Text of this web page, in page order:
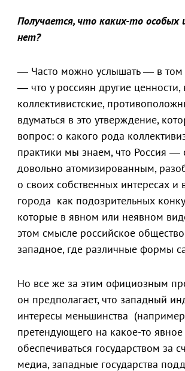
Получается, что каких-то особых
нет?
— Часто можно услышать — в том
— что у россиян другие
коллективистские,
вдуматься в это утверждение,
вопрос: о какого рода
практики мы знаем, что Россия —
довольно атомизированным,
о своих собственных интересах и
города как подозрительных
которые в явном или неявном
этом смысле российское
западное, где различные формы
Но все же за этим официозным
он предполагает, что западный
интересы меньшинства
претендующего на какое-то
обеспечиваться государством за
медиа, западные государства